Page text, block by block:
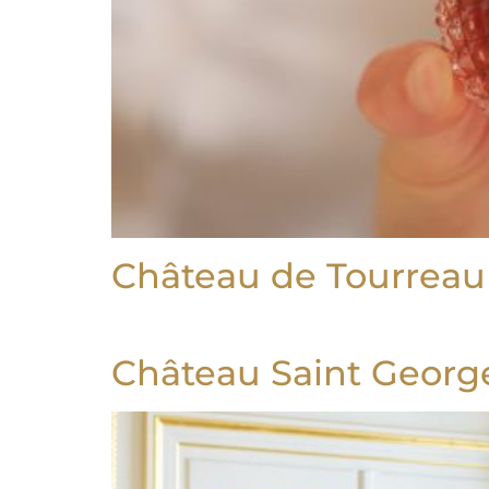
Château de Tourreau
Château Saint